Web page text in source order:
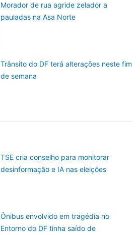
Morador de rua agride zelador a
pauladas na Asa Norte
Trânsito do DF terá alterações neste fim
de semana
TSE cria conselho para monitorar
desinformação e IA nas eleições
Ônibus envolvido em tragédia no
Entorno do DF tinha saído de